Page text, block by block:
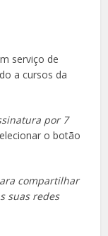
serviço de
a cursos da
por 7
o botão
compartilhar
suas redes